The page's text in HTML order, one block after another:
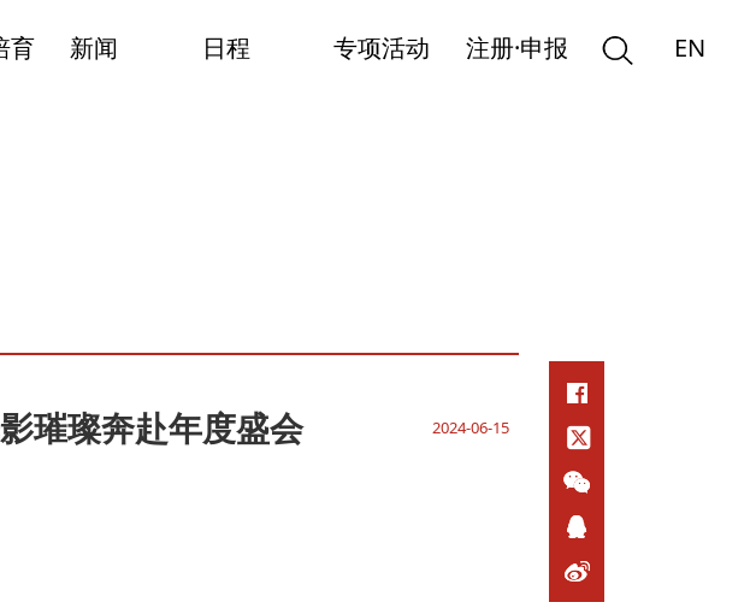
育 新闻 日程 专项活动 注册·申报 EN
2024-06-15
璀璨奔赴年度盛会